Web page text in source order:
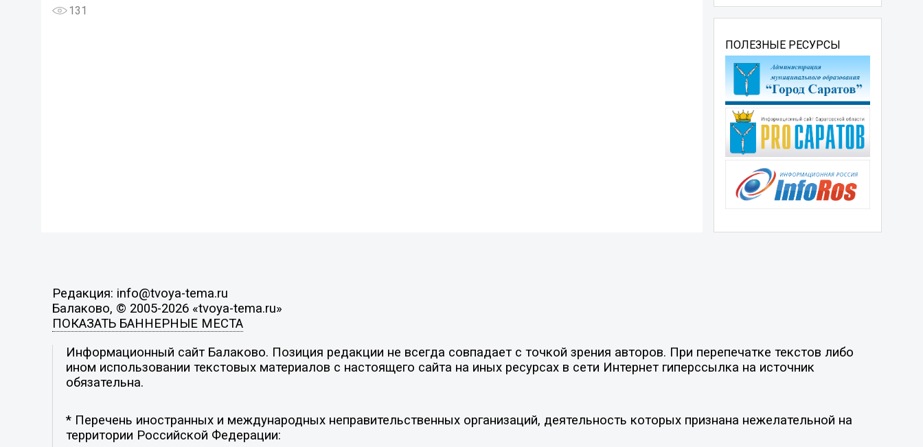
131
ПОЛЕЗНЫЕ РЕСУРСЫ
Редакция: info@tvoya-tema.ru
Балаково, © 2005-2026 «tvoya-tema.ru»
ПОКАЗАТЬ БАННЕРНЫЕ МЕСТА
Информационный сайт Балаково. Позиция редакции не всегда совпадает с точкой зрения авторов. При перепечатке текстов либо
ином использовании текстовых материалов с настоящего сайта на иных ресурсах в сети Интернет гиперссылка на источник
обязательна.
* Перечень иностранных и международных неправительственных организаций, деятельность которых признана нежелательной на
территории Российской Федерации: